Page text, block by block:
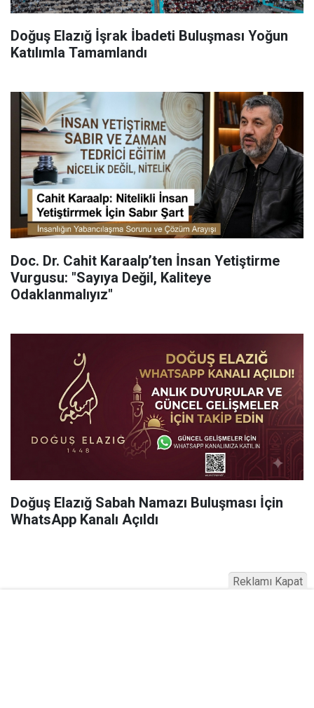
Doğuş Elazığ İşrak İbadeti Buluşması Yoğun
Katılımla Tamamlandı
Doc. Dr. Cahit Karaalp’ten İnsan Yetiştirme
Vurgusu: "Sayıya Değil, Kaliteye
Odaklanmalıyız"
Doğuş Elazığ Sabah Namazı Buluşması İçin
WhatsApp Kanalı Açıldı
Reklamı Kapat